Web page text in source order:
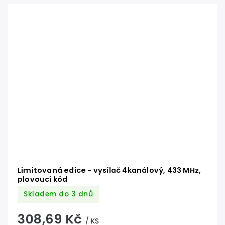
Limitovaná edice - vysílač 4kanálový, 433 MHz,
plovoucí kód
Skladem do 3 dnů
308,69 Kč / KS